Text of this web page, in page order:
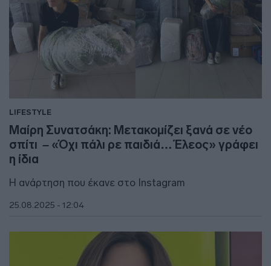
LIFESTYLE
Μαίρη Συνατσάκη: Μετακομίζει ξανά σε νέο
σπίτι – «Όχι πάλι ρε παιδιά… Έλεος» γράφει
η ίδια
Η ανάρτηση που έκανε στο Instagram
25.08.2025 - 12:04